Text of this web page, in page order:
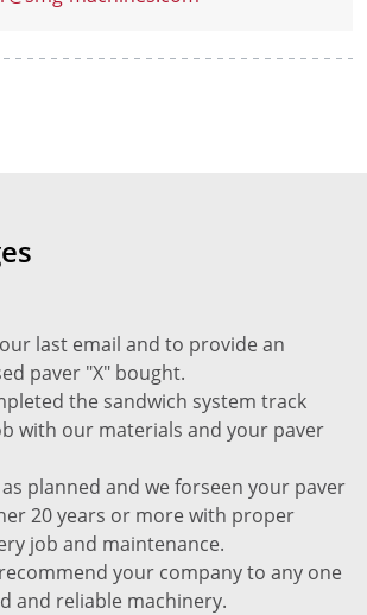
last email and to provide an
paver "X" bought.
the sandwich system track
with our materials and your paver
planned and we forseen your paver
20 years or more with proper
job and maintenance.
your company to any one
and reliable machinery.